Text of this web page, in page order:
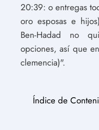
20:39: o entregas
oro esposas e
Ben-Hadad no
opciones, así que
clemencia)".
Índice de